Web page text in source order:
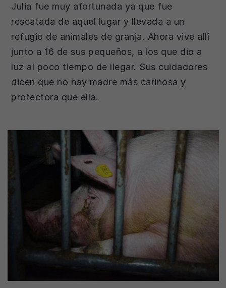
Julia fue muy afortunada ya que fue
rescatada de aquel lugar y llevada a un
refugio de animales de granja. Ahora vive allí
junto a 16 de sus pequeños, a los que dio a
luz al poco tiempo de llegar. Sus cuidadores
dicen que no hay madre más cariñosa y
protectora que ella.